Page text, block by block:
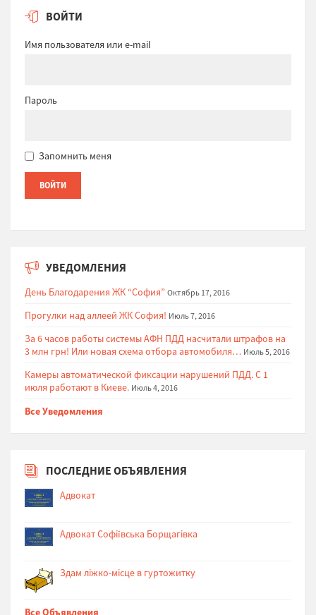
ВОЙТИ
Имя пользователя или e-mail
Пароль
Запомнить меня
УВЕДОМЛЕНИЯ
День Благодарения ЖК “София” Октябрь 17, 2016
Прогулки над аллеей ЖК София! Июль 7, 2016
За 6 часов работы системы АФН ПДД насчитали штрафов на
3 млн грн! Или новая схема отбора автомобиля… Июль 5, 2016
Камеры автоматической фиксации нарушений ПДД. С 1
июля работают в Киеве. Июль 4, 2016
Все Уведомления
ПОСЛЕДНИЕ ОБЪЯВЛЕНИЯ
Адвокат
Адвокат Софіївська Борщагівка
Здам ліжко-місце в гуртожитку
Все Объявления